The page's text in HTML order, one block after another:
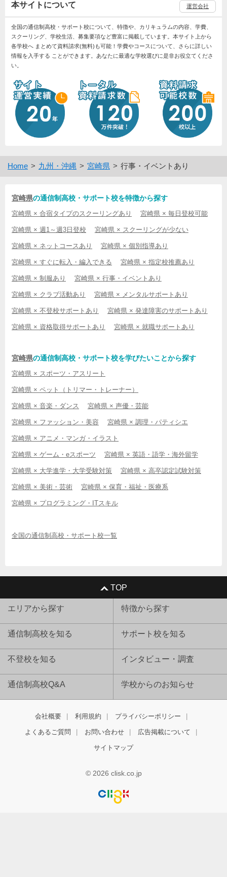
本サイトについて 運営会社
全国の通信制高校・サポート校について、特徴や、カリキュラムの内容、学費、
スクーリング、学校生活、募集要項など豊富に掲載しています。本サイト上から
各学校へ まとめて資料請求(無料)も可能！学費やコースについて、さらに詳しい
情報を入手する ことができます。あなたに最適な学校選びに是非お役立てくださ
い。
Home 九州・沖縄 宮崎県 行事・イベントあり
宮崎県の通信制高校・サポート校を特徴から探す
宮崎県 × 合宿タイプのスクーリングあり 宮崎県 × 毎日登校可能
宮崎県 × 週1～週3日登校 宮崎県 × スクーリングが少ない
宮崎県 × ネットコースあり 宮崎県 × 個別指導あり
宮崎県 × すぐに転入・編入できる 宮崎県 × 指定校推薦あり
宮崎県 × 制服あり 宮崎県 × 行事・イベントあり
宮崎県 × クラブ活動あり 宮崎県 × メンタルサポートあり
宮崎県 × 不登校サポートあり 宮崎県 × 発達障害のサポートあり
宮崎県 × 資格取得サポートあり 宮崎県 × 就職サポートあり
宮崎県の通信制高校・サポート校を学びたいことから探す
宮崎県 × スポーツ・アスリート
宮崎県 × ペット（トリマー・トレーナー）
宮崎県 × 音楽・ダンス 宮崎県 × 声優・芸能
宮崎県 × ファッション・美容 宮崎県 × 調理・パティシエ
宮崎県 × アニメ・マンガ・イラスト
宮崎県 × ゲーム・eスポーツ 宮崎県 × 英語・語学・海外留学
宮崎県 × 大学進学・大学受験対策 宮崎県 × 高卒認定試験対策
宮崎県 × 美術・芸術 宮崎県 × 保育・福祉・医療系
宮崎県 × プログラミング・ITスキル
全国の通信制高校・サポート校一覧
TOP
エリアから探す 特徴から探す
通信制高校を知る サポート校を知る
不登校を知る インタビュー・調査
通信制高校Q&A 学校からのお知らせ
会社概要 利用規約 プライバシーポリシー
よくあるご質問 お問い合わせ 広告掲載について
サイトマップ
© 2026 clisk.co.jp